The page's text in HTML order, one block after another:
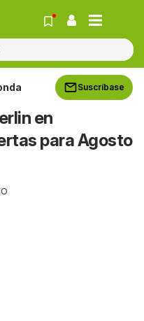
Suscríbase
en
para Agosto